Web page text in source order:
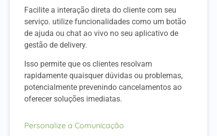
Facilite a interação direta do cliente com seu
serviço. utilize funcionalidades como um botão
de ajuda ou chat ao vivo no seu aplicativo de
gestão de delivery.
Isso permite que os clientes resolvam
rapidamente quaisquer dúvidas ou problemas,
potencialmente prevenindo cancelamentos ao
oferecer soluções imediatas.
Personalize a Comunicação